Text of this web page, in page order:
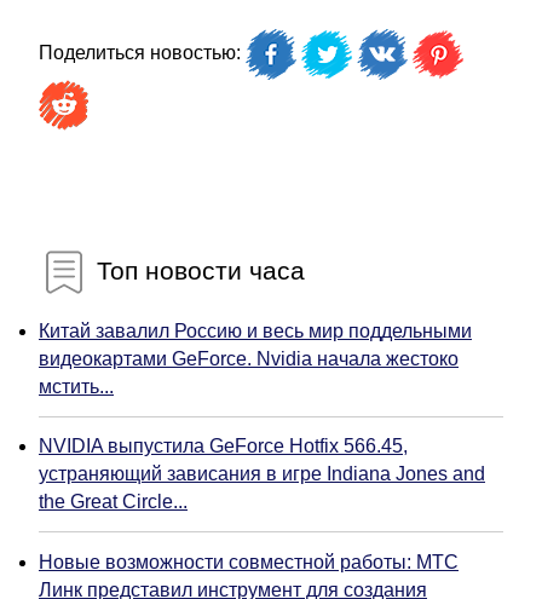
Поделиться новостью:
Топ новости часа
Китай завалил Россию и весь мир поддельными
видеокартами GeForce. Nvidia начала жестоко
мстить...
NVIDIA выпустила GeForce Hotfix 566.45,
устраняющий зависания в игре Indiana Jones and
the Great Circle...
Новые возможности совместной работы: МТС
Линк представил инструмент для создания